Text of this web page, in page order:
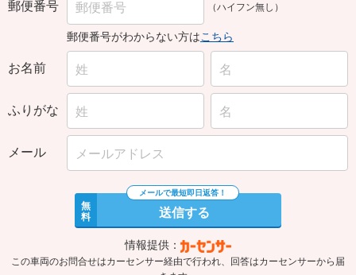
郵便番号 （ハイフン無し）
郵便番号がわからない方はこちら
お名前
ふりがな
メール
無
料 送信する
情報提供：
この車両のお問合せはカーセンサー経由で行われ、回答はカーセンサーから届